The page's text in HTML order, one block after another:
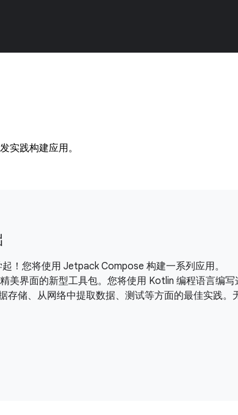
实践构建应用。
！您将使用 Jetpack Compose 构建一系列应用。
美界面的新型工具包。您将使用 Kotlin 编程语言编写
存储、从网络中提取数据、测试等方面的最佳实践。